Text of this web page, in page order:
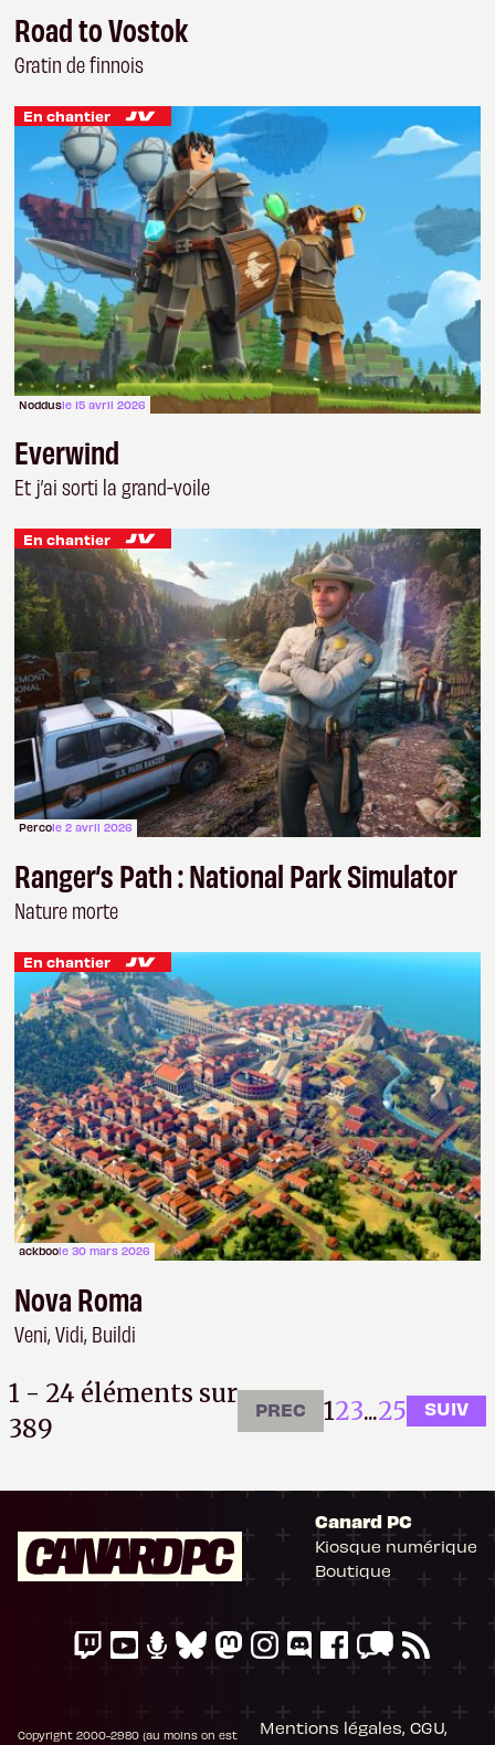
Road to Vostok
Gratin de finnois
En chantier
Noddusle 15 avril 2026
Everwind
Et j’ai sorti la grand-voile
En chantier
Percole 2 avril 2026
Ranger’s Path : National Park Simulator
Nature morte
En chantier
ackboole 30 mars 2026
Nova Roma
Veni, Vidi, Buildi
1 - 24 éléments sur
389
PREC 123...25 SUIV
Canard PC
Kiosque numérique
Boutique
Copyright 2000-2980 (au moins on est
Mentions légales, CGU,
Il n'y a pas de
Cookie à se faire !
Ce site n'a recours à aucun tracker externe, ne partage avec personne
ses statistiques de fréquentation et se limite aux cookies nécessaires